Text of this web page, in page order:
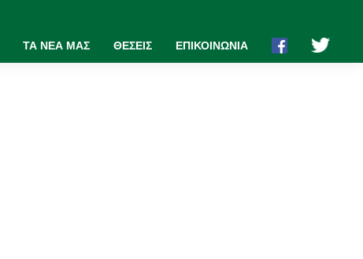
ΤΑ ΝΕΑ ΜΑΣ ΘΕΣΕΙΣ ΕΠΙΚΟΙΝΩΝΙΑ